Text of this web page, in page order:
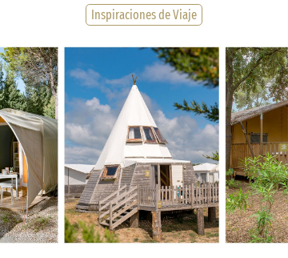
Inspiraciones de Viaje